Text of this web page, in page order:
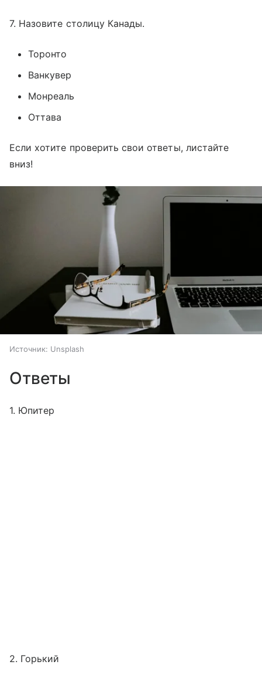
7. Назовите столицу Канады.
Торонто
Ванкувер
Монреаль
Оттава
Если хотите проверить свои ответы, листайте
вниз!
Источник: Unsplash
Ответы
1. Юпитер
2. Горький